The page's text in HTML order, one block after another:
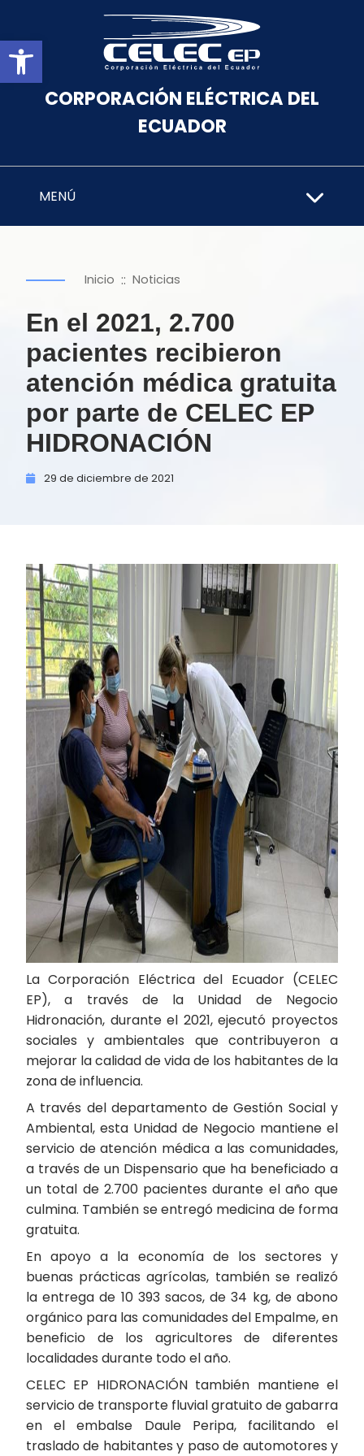
Abrir barra de herramientas
CORPORACIÓN ELÉCTRICA DEL
ECUADOR
MENÚ
Inicio :: Noticias
En el 2021, 2.700
pacientes recibieron
atención médica gratuita
por parte de CELEC EP
HIDRONACIÓN
29 de diciembre de 2021
La Corporación Eléctrica del Ecuador (CELEC
EP), a través de la Unidad de Negocio
Hidronación, durante el 2021, ejecutó proyectos
sociales y ambientales que contribuyeron a
mejorar la calidad de vida de los habitantes de la
zona de influencia.
A través del departamento de Gestión Social y
Ambiental, esta Unidad de Negocio mantiene el
servicio de atención médica a las comunidades,
a través de un Dispensario que ha beneficiado a
un total de 2.700 pacientes durante el año que
culmina. También se entregó medicina de forma
gratuita.
En apoyo a la economía de los sectores y
buenas prácticas agrícolas, también se realizó
la entrega de 10 393 sacos, de 34 kg, de abono
orgánico para las comunidades del Empalme, en
beneficio de los agricultores de diferentes
localidades durante todo el año.
CELEC EP HIDRONACIÓN también mantiene el
servicio de transporte fluvial gratuito de gabarra
en el embalse Daule Peripa, facilitando el
traslado de habitantes y paso de automotores y